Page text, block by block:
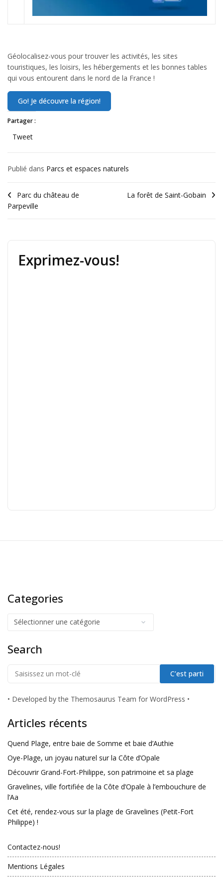
Géolocalisez-vous pour trouver les activités, les sites
touristiques, les loisirs, les hébergements et les bonnes tables
qui vous entourent dans le nord de la France !
Partager :
Tweet
Publié dans Parcs et espaces naturels
Parc du château de
Parpeville
La forêt de Saint-Gobain
Exprimez-vous!
Categories
Search
• Developed by the Themosaurus Team for WordPress •
Articles récents
Quend Plage, entre baie de Somme et baie d’Authie
Oye-Plage, un joyau naturel sur la Côte d’Opale
Découvrir Grand-Fort-Philippe, son patrimoine et sa plage
Gravelines, ville fortifiée de la Côte d’Opale à l’embouchure de
l’Aa
Cet été, rendez-vous sur la plage de Gravelines (Petit-Fort
Philippe) !
Contactez-nous!
Mentions Légales